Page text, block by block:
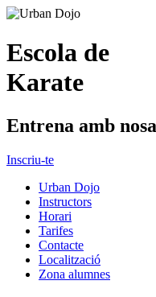
Escola de
Karate
Entrena amb
Inscriu-te
Urban Dojo
Instructors
Horari
Tarifes
Contacte
Localització
Zona alumnes